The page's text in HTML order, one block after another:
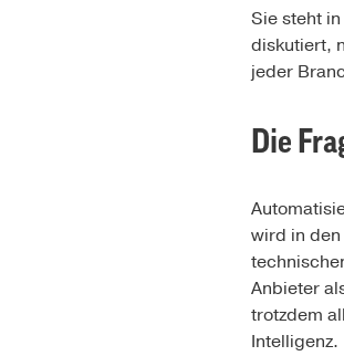
Sie steht
diskutiert,
jeder
Die
wird in
Anbieter
trotzdem
Intelligenz.